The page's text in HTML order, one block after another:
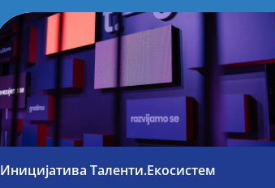
Иницијатива Таленти.Екосистем